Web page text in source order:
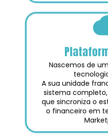
Nascemos de
A sua unidade
sistema
que sincroniza o
o financeiro em